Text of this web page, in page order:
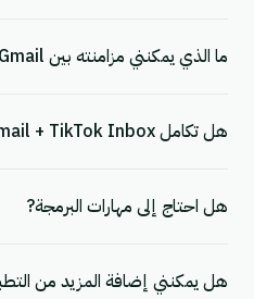
ما الذي يمكنني مزامنته بين Gmail و TikTok Inbox؟
هل تكامل Gmail + TikTok Inbox مجاني؟
هل احتاج إلى مهارات البرمجة?
هل يمكنني إضافة المزيد من